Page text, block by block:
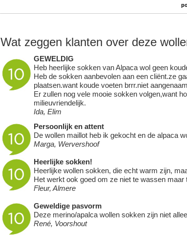
Wat zeggen klanten over deze
GEWELDIG
Heb heerlijke sokken van Alpaca wol geen
Heb de sokken aanbevolen aan een cliënt.ze
plaatsen.want koude voeten brrr.niet
Er zullen nog vele mooie sokken volgen,want
milieuvriendelijk.
Ida, Elim
Persoonlijk en attent
De wollen maillot heb ik gekocht en de alpaca
Marga, Wervershoof
Heerlijke sokken!
Heerlijke wollen sokken, die echt warm zijn,
Het werkt ook goed om ze niet te wassen maar
Fleur, Almere
Geweldige pasvorm
Deze merino/apalca wollen sokken zijn niet
René, Voorshout